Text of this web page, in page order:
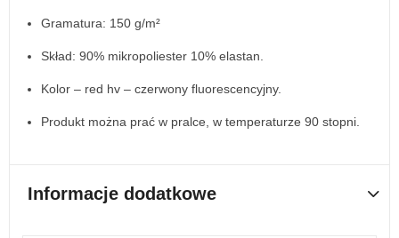
Gramatura: 150 g/m²
Skład: 90% mikropoliester 10% elastan.
Kolor – red hv – czerwony fluorescencyjny.
Produkt można prać w pralce, w temperaturze 90 stopni.
Informacje dodatkowe